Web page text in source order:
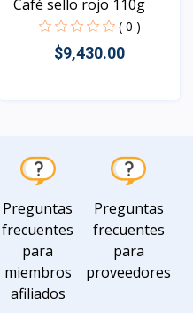
Café sello rojo 110g
( 0 )
$9,430.00
Preguntas
frecuentes
para
miembros
afiliados
Preguntas
frecuentes
para
proveedores